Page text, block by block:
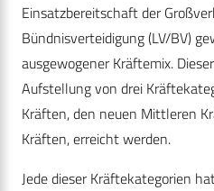
Einsatzbereitschaft der
Bündnisverteidigung (LV/BV)
ausgewogener Kräftemix.
Aufstellung von drei
Kräften, den neuen Mittleren
Kräften, erreicht werden.
Jede dieser Kräftekategorien